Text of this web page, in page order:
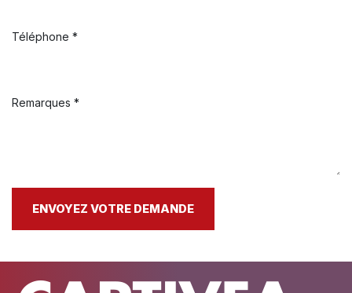
Téléphone *
Remarques *
ENVOYEZ VOTRE DEMANDE